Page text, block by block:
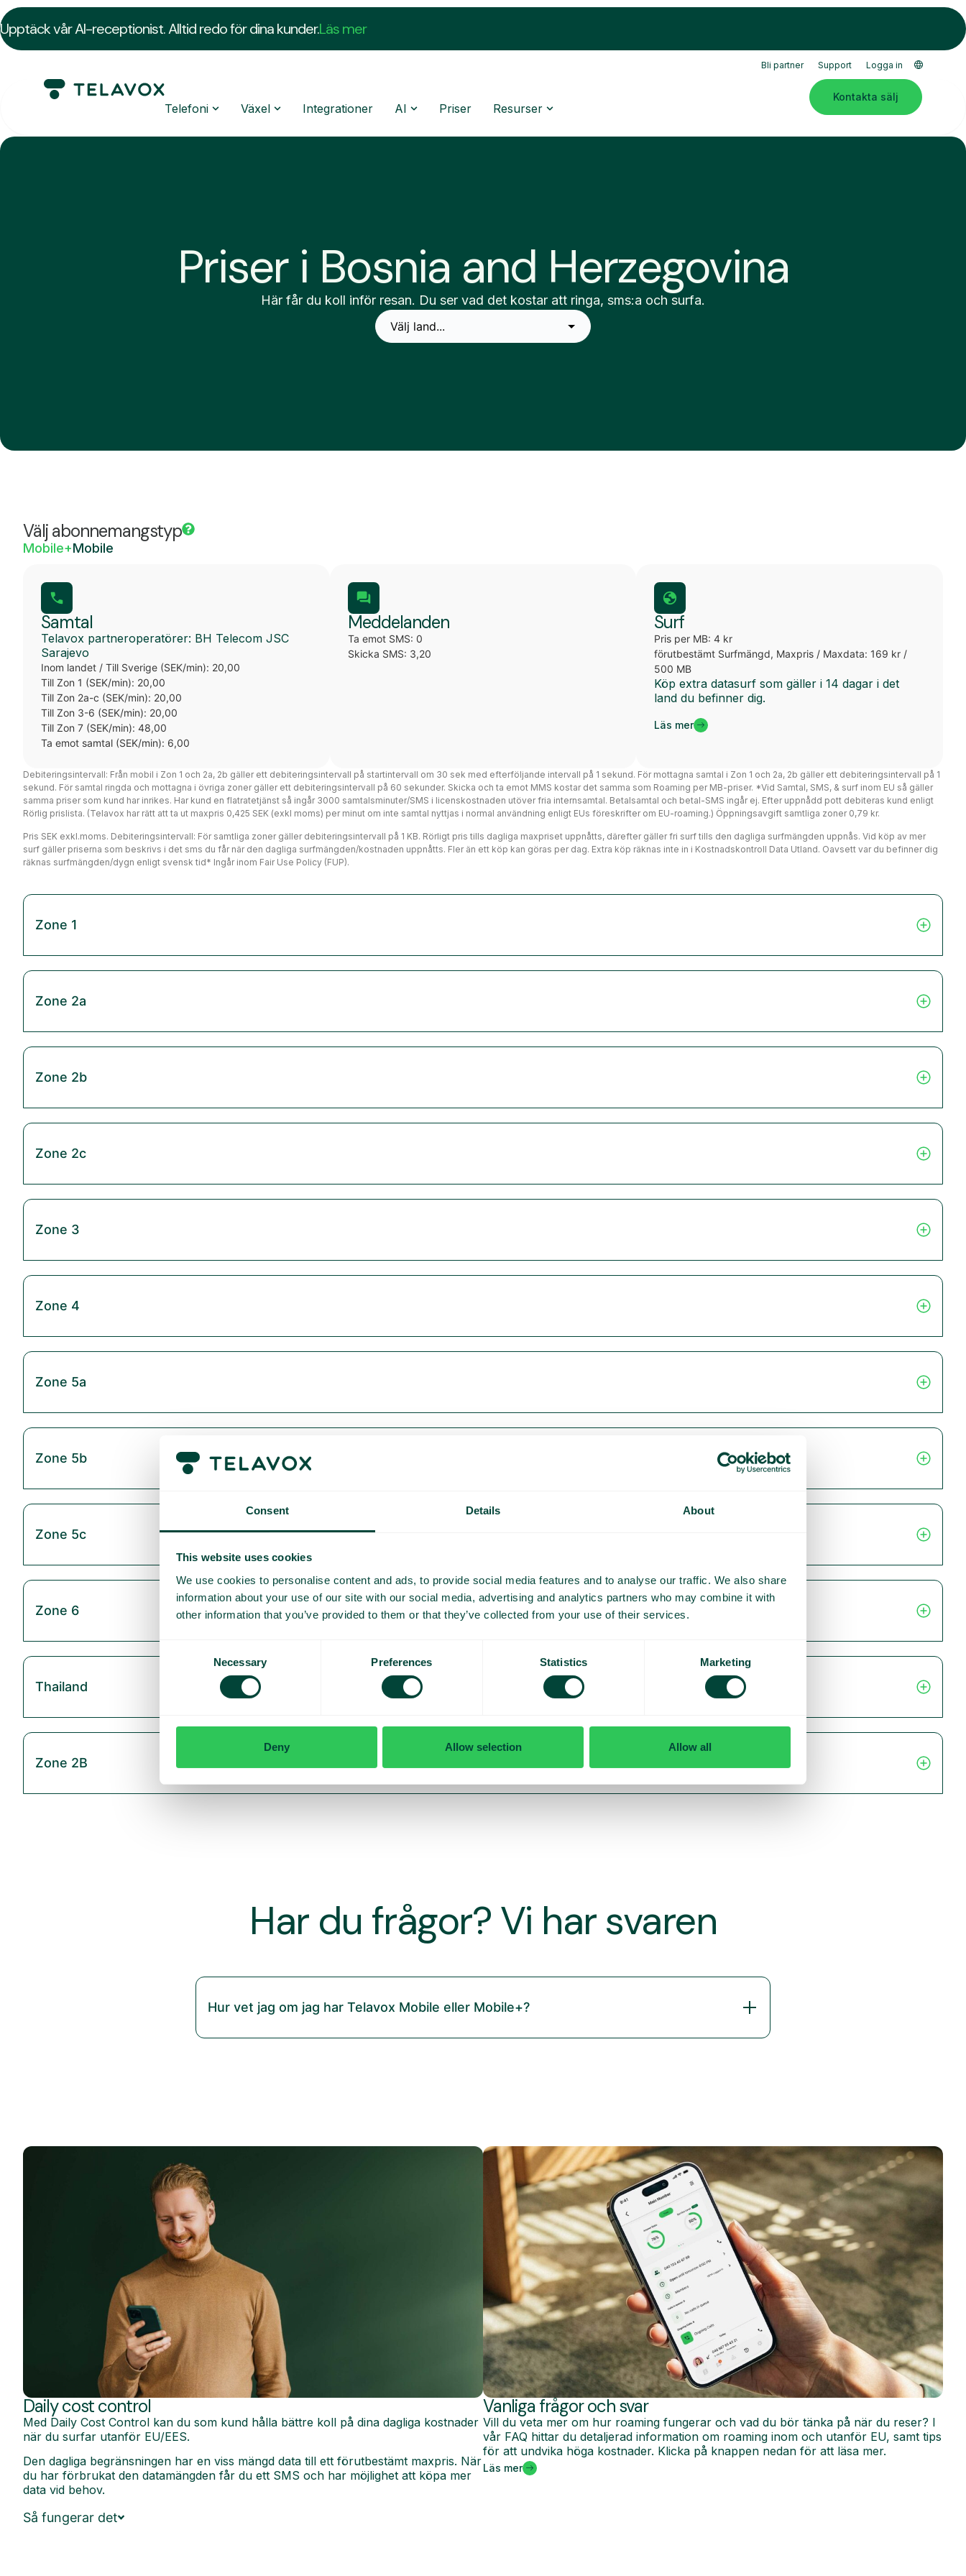
Consent Details About
This website uses cookies
We use cookies to personalise content and ads, to provide social media features and to analyse our traffic. We also share
information about your use of our site with our social media, advertising and analytics partners who may combine it with
other information that you’ve provided to them or that they’ve collected from your use of their services.
Necessary Preferences Statistics Marketing
Deny Allow selection Allow all
Upptäck vår AI-receptionist. Alltid redo för dina kunder.Läs mer
Bli partner Support Logga in
Telefoni Växel Integrationer AI Priser Resurser
Kontakta sälj
Priser i Bosnia and Herzegovina
Här får du koll inför resan. Du ser vad det kostar att ringa, sms:a och surfa.
Välj abonnemangstyp
Mobile+Mobile
Samtal
Telavox partneroperatörer: BH Telecom JSC
Sarajevo
Inom landet / Till Sverige (SEK/min): 20,00
Till Zon 1 (SEK/min): 20,00
Till Zon 2a-c (SEK/min): 20,00
Till Zon 3-6 (SEK/min): 20,00
Till Zon 7 (SEK/min): 48,00
Ta emot samtal (SEK/min): 6,00
Meddelanden
Ta emot SMS: 0
Skicka SMS: 3,20
Surf
Pris per MB: 4 kr
förutbestämt Surfmängd, Maxpris / Maxdata: 169 kr /
500 MB
Köp extra datasurf som gäller i 14 dagar i det
land du befinner dig.
Läs mer
Debiteringsintervall: Från mobil i Zon 1 och 2a, 2b gäller ett debiteringsintervall på startintervall om 30 sek med efterföljande intervall på 1 sekund. För mottagna samtal i Zon 1 och 2a, 2b gäller ett debiteringsintervall på 1
sekund. För samtal ringda och mottagna i övriga zoner gäller ett debiteringsintervall på 60 sekunder. Skicka och ta emot MMS kostar det samma som Roaming per MB-priser. *Vid Samtal, SMS, & surf inom EU så gäller
samma priser som kund har inrikes. Har kund en flatratetjänst så ingår 3000 samtalsminuter/SMS i licenskostnaden utöver fria internsamtal. Betalsamtal och betal-SMS ingår ej. Efter uppnådd pott debiteras kund enligt
Rörlig prislista. (Telavox har rätt att ta ut maxpris 0,425 SEK (exkl moms) per minut om inte samtal nyttjas i normal användning enligt EUs föreskrifter om EU-roaming.) Öppningsavgift samtliga zoner 0,79 kr.
Pris SEK exkl.moms. Debiteringsintervall: För samtliga zoner gäller debiteringsintervall på 1 KB. Rörligt pris tills dagliga maxpriset uppnåtts, därefter gäller fri surf tills den dagliga surfmängden uppnås. Vid köp av mer
surf gäller priserna som beskrivs i det sms du får när den dagliga surfmängden/kostnaden uppnåtts. Fler än ett köp kan göras per dag. Extra köp räknas inte in i Kostnadskontroll Data Utland. Oavsett var du befinner dig
räknas surfmängden/dygn enligt svensk tid* Ingår inom Fair Use Policy (FUP).
Zone 1
Zone 2a
Zone 2b
Zone 2c
Zone 3
Zone 4
Zone 5a
Zone 5b
Zone 5c
Zone 6
Thailand
Zone 2B
Har du frågor? Vi har svaren
Hur vet jag om jag har Telavox Mobile eller Mobile+?
Daily cost control
Med Daily Cost Control kan du som kund hålla bättre koll på dina dagliga kostnader
när du surfar utanför EU/EES.
Den dagliga begränsningen har en viss mängd data till ett förutbestämt maxpris. När
du har förbrukat den datamängden får du ett SMS och har möjlighet att köpa mer
data vid behov.
Så fungerar det
Vanliga frågor och svar
Vill du veta mer om hur roaming fungerar och vad du bör tänka på när du reser? I
vår FAQ hittar du detaljerad information om roaming inom och utanför EU, samt tips
för att undvika höga kostnader. Klicka på knappen nedan för att läsa mer.
Läs mer